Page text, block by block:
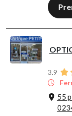
3.9
55